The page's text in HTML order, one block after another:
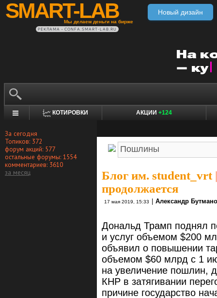
SMART-LAB
Мы делаем деньги на бирже
Новый дизайн
РЕКЛАМА • CONFA.SMART-LAB.RU
КОТИРОВКИ АКЦИИ +124
За сегодня
Топиков: 372
форум акций: 577
остальные форумы: 1554
комментариев: 3610
за месяц
Блог им. student_vrt|
продолжается
17 мая 2019, 15:33 Александр
Дональд Трамп поднял
и услуг объемом $200
объявил о повышении
объемом $60 млрд с 1
на увеличение пошлин,
КНР в затягивании
причине государство